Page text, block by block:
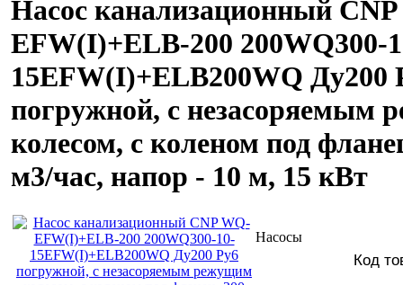
Насос канализационный
EFW(I)+ELB-200 200WQ300-
15EFW(I)+ELB200WQ Ду200
погружной, с незасоряемым
колесом, с коленом под
м3/час, напор - 10 м, 15 кВт
Насосы
Код